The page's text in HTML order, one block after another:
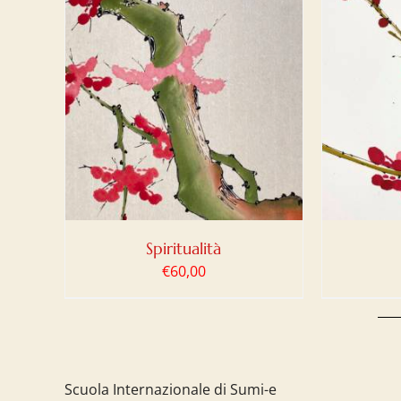
Spiritualità
€60,00
AGGIUNGI AL CARRELLO
DETTAGLI
Scuola Internazionale di Sumi-e